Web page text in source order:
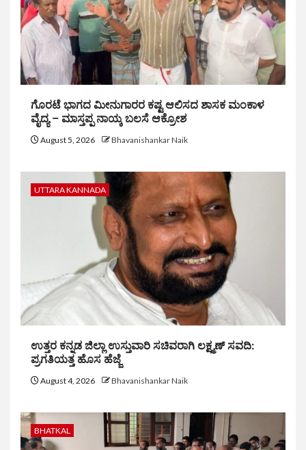
ಗೊರಟೆ ಭಾಗದ ಮೀನುಗಾರರ ಕಷ್ಟ ಆಲಿಸದ ಶಾಸಕ ಮಂಕಾಳ
ವೈದ್ಯ – ಮಾಸ್ತಪ್ಪ ನಾಯ್ಕ ಬಲಸೆ ಆಕ್ರೋಶ
August 5, 2026 Bhavanishankar Naik
UTTARA KANNADA
ಉತ್ತರ ಕನ್ನಡ ಜಿಲ್ಲಾ ಉಸ್ತುವಾರಿ ಸಚಿವರಾಗಿ ಲಕ್ಷ್ಮಣ್ ಸವದಿ:
ಪ್ರಗತಿಯತ್ತ ಹೊಸ ಹೆಜ್ಜೆ
August 4, 2026 Bhavanishankar Naik
BHATKAL